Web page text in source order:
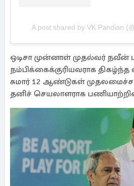
A post shared by VK Pandian
ஒடிசா முன்னாள் முதல்வர் நவீன்
நம்பிக்கைக்குரியவராக
சுமார் 12 ஆண்டுகள்
தனிச் செயலாளராக